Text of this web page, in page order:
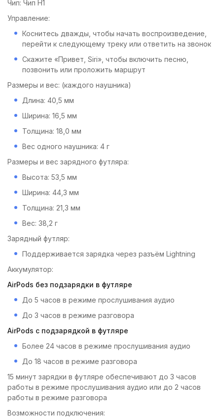
Чип: Чип H1
Управление:
Коснитесь дважды, чтобы начать воспроизведение,
перейти к следующему треку или ответить на звонок
Скажите «Привет, Siri», чтобы включить песню,
позвонить или проложить маршрут
Размеры и вес: (каждого наушника)
Длина: 40,5 мм
Ширина: 16,5 мм
Толщина: 18,0 мм
Вес одного наушника: 4 г
Размеры и вес зарядного футляра:
Высота: 53,5 мм
Ширина: 44,3 мм
Толщина: 21,3 мм
Вес: 38,2 г
Зарядный футляр:
Поддерживается зарядка через разъём Lightning
Аккумулятор:
AirPods без подзарядки в футляре
До 5 часов в режиме прослушивания аудио
До 3 часов в режиме разговора
AirPods с подзарядкой в футляре
Более 24 часов в режиме прослушивания аудио
До 18 часов в режиме разговора
15 минут зарядки в футляре обеспечивают до 3 часов
работы в режиме прослушивания аудио или до 2 часов
работы в режиме разговора
Возможности подключения: